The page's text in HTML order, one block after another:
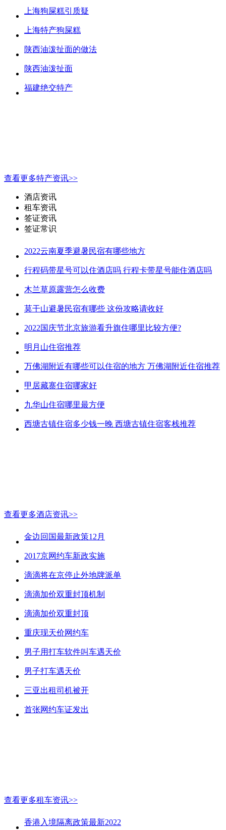
上海狗屎糕引质疑
上海特产狗屎糕
陕西油泼扯面的做法
陕西油泼扯面
福建绝交特产
查看更多特产资讯>>
酒店资讯
租车资讯
签证资讯
签证常识
2022云南夏季避暑民宿有哪些地方
行程码带星号可以住酒店吗 行程卡带星号能住酒店吗
木兰草原露营怎么收费
莫干山避暑民宿有哪些 这份攻略请收好
2022国庆节北京旅游看升旗住哪里比较方便?
明月山住宿推荐
万佛湖附近有哪些可以住宿的地方 万佛湖附近住宿推荐
甲居藏寨住宿哪家好
九华山住宿哪里最方便
西塘古镇住宿多少钱一晚 西塘古镇住宿客栈推荐
查看更多酒店资讯>>
金边回国最新政策12月
2017京网约车新政实施
滴滴将在京停止外地牌派单
滴滴加价双重封顶机制
滴滴加价双重封顶
重庆现天价网约车
男子用打车软件叫车遇天价
男子打车遇天价
三亚出租司机被开
首张网约车证发出
查看更多租车资讯>>
香港入境隔离政策最新2022